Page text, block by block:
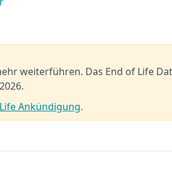
weiterführen. Das End of Life
Life Ankündigung.